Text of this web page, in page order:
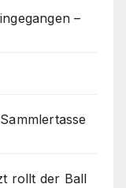
–
rollt der Ball